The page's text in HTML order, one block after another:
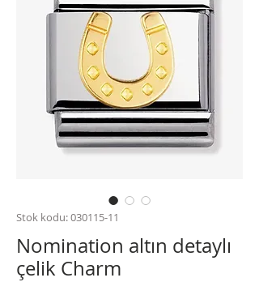
Stok kodu: 030115-11
Nomination altın detaylı
çelik Charm